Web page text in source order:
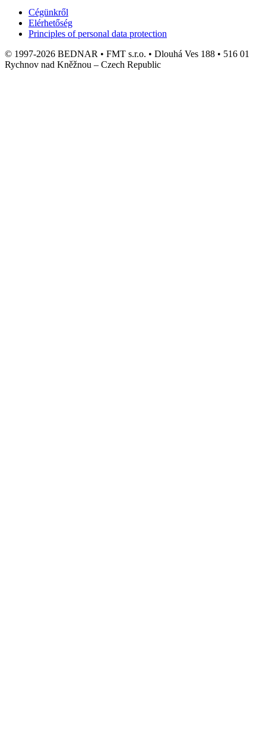
Cégünkről
Elérhetőség
Principles of personal data protection
© 1997-2026 BEDNAR • FMT s.r.o. • Dlouhá Ves 188 • 516 01
Rychnov nad Kněžnou – Czech Republic